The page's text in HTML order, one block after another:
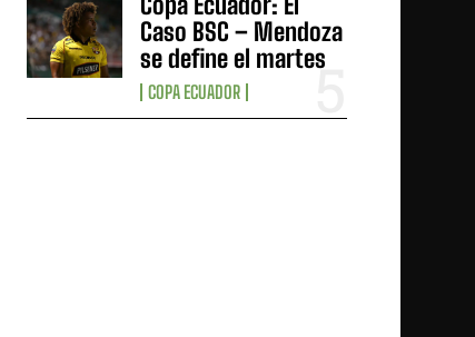
Caso BSC – Mendoza
se define el martes
COPA ECUADOR